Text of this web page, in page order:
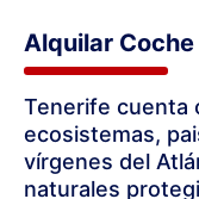
Alquilar
Tenerife cuenta
ecosistemas,
vírgenes del
naturales